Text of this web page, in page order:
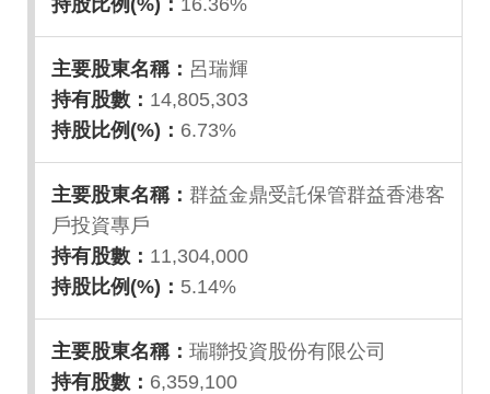
16.36%
呂瑞輝
14,805,303
6.73%
群益金鼎受託保管群益香港客
戶投資專戶
11,304,000
5.14%
瑞聯投資股份有限公司
6,359,100